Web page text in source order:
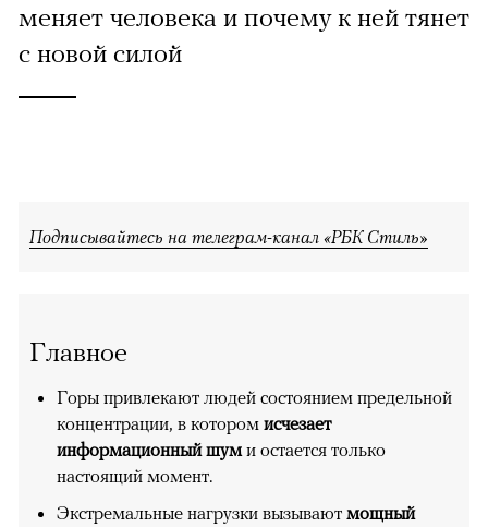
меняет человека и почему к ней тянет
с новой силой
Подписывайтесь на телеграм-канал «РБК Стиль»
Главное
Горы привлекают людей состоянием предельной
концентрации, в котором исчезает
информационный шуми остается только
настоящий момент.
Экстремальные нагрузки вызывают мощный